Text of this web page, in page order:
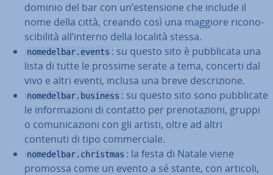
dominio del bar con un’esten­sio­ne che include il
nome della città, creando così una maggiore ri­co­no­
sci­bi­li­tà all’interno della località stessa.
nomedelbar.events : su questo sito è pub­bli­ca­ta una
lista di tutte le prossime serate a tema, concerti dal
vivo e altri eventi, inclusa una breve de­scri­zio­ne.
nomedelbar.business : su questo sito sono pub­bli­ca­te
le in­for­ma­zio­ni di contatto per pre­no­ta­zio­ni, gruppi
o co­mu­ni­ca­zio­ni con gli artisti, oltre ad altri
contenuti di tipo com­mer­cia­le.
nomedelbar.christmas : la festa di Natale viene
promossa come un evento a sé stante, con articoli,